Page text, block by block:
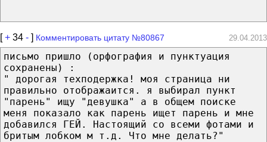
[+ 34 - ] Комментировать цитату №80867 29.04.2013
письмо пришло (орфография и пунктуация
сохранены) :
" дорогая техподержка! моя страница ни
правильно отображаится. я выбирал пункт
"парень" ищу "девушка" а в общем поиске
меня показало как парень ищет парень и мне
добавился ГЕЙ. Настоящий со всеми фотами и
бритым лобком м т.д. Что мне делать?"